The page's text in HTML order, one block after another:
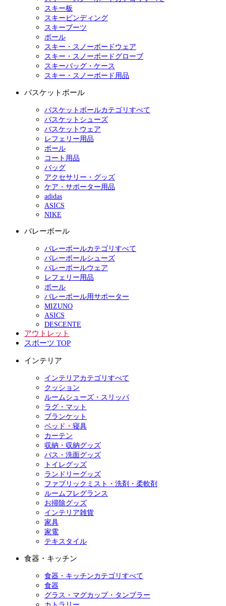
スキー板
スキービンディング
スキーブーツ
ポール
スキー・スノーボードウェア
スキー・スノーボードグローブ
スキーバッグ・ケース
スキー・スノーボード用品
バスケットボール
バスケットボールカテゴリすべて
バスケットシューズ
バスケットウェア
レフェリー用品
ボール
コート用品
バッグ
アクセサリー・グッズ
ケア・サポーター用品
adidas
ASICS
NIKE
バレーボール
バレーボールカテゴリすべて
バレーボールシューズ
バレーボールウェア
レフェリー用品
ボール
バレーボール用サポーター
MIZUNO
ASICS
DESCENTE
アウトレット
スポーツ TOP
インテリア
インテリアカテゴリすべて
クッション
ルームシューズ・スリッパ
ラグ・マット
ブランケット
ベッド・寝具
カーテン
収納・収納グッズ
バス・洗面グッズ
トイレグッズ
ランドリーグッズ
ファブリックミスト・洗剤・柔軟剤
ルームフレグランス
お掃除グッズ
インテリア雑貨
家具
家電
テキスタイル
食器・キッチン
食器・キッチンカテゴリすべて
食器
グラス・マグカップ・タンブラー